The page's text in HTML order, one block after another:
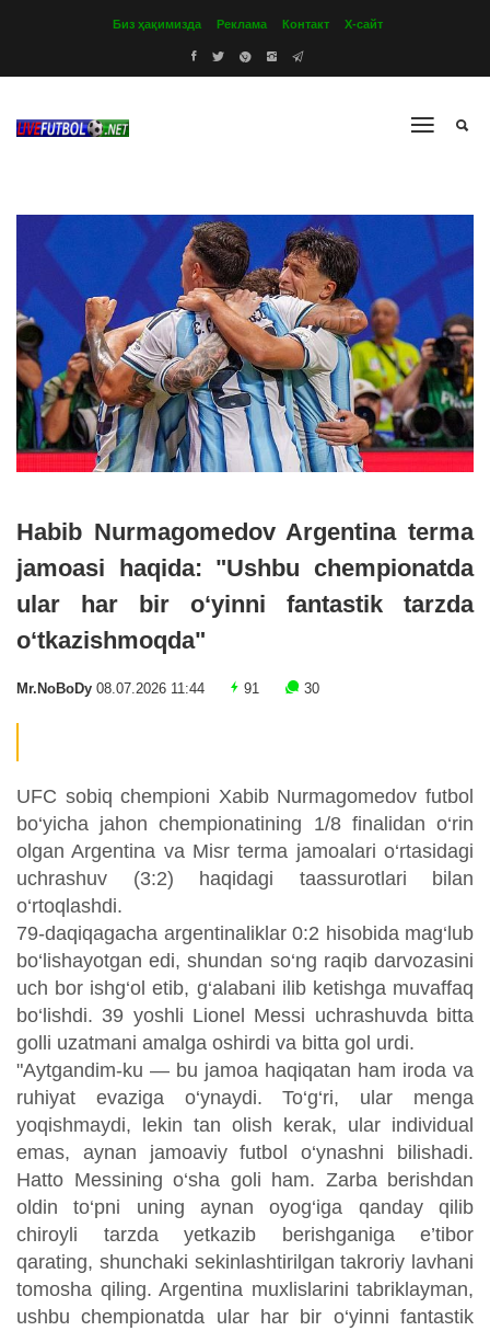
Биз ҳақимизда Реклама Контакт Х-сайт
Habib Nurmagomedov Argentina terma
jamoasi haqida: "Ushbu chempionatda
ular har bir o‘yinni fantastik tarzda
o‘tkazishmoqda"
Mr.NoBoDy 08.07.2026 11:44 91 30
UFC sobiq chempioni Xabib Nurmagomedov futbol
bo‘yicha jahon chempionatining 1/8 finalidan o‘rin
olgan Argentina va Misr terma jamoalari o‘rtasidagi
uchrashuv (3:2) haqidagi taassurotlari bilan
o‘rtoqlashdi.
79-daqiqagacha argentinaliklar 0:2 hisobida mag‘lub
bo‘lishayotgan edi, shundan so‘ng raqib darvozasini
uch bor ishg‘ol etib, g‘alabani ilib ketishga muvaffaq
bo‘lishdi. 39 yoshli Lionel Messi uchrashuvda bitta
golli uzatmani amalga oshirdi va bitta gol urdi.
"Aytgandim-ku — bu jamoa haqiqatan ham iroda va
ruhiyat evaziga o‘ynaydi. To‘g‘ri, ular menga
yoqishmaydi, lekin tan olish kerak, ular individual
emas, aynan jamoaviy futbol o‘ynashni bilishadi.
Hatto Messining o‘sha goli ham. Zarba berishdan
oldin to‘pni uning aynan oyog‘iga qanday qilib
chiroyli tarzda yetkazib berishganiga e’tibor
qarating, shunchaki sekinlashtirilgan takroriy lavhani
tomosha qiling. Argentina muxlislarini tabriklayman,
ushbu chempionatda ular har bir o‘yinni fantastik